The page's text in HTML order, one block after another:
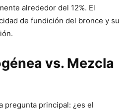
alrededor del 12%. El
de fundición del bronce y su
vs. Mezcla
pregunta principal: ¿es el